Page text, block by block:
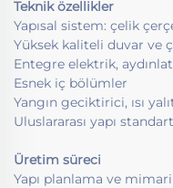
Teknik özellikler
Yapısal sistem: çelik
Yüksek kaliteli duvar ve
Entegre elektrik,
Esnek iç bölümler
Yangın geciktirici, ısı
Uluslararası yapı
Üretim süreci
Yapı planlama ve